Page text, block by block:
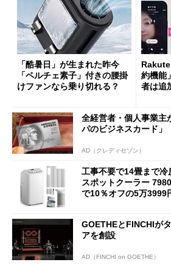
「酷暑日」が生まれた昨今
「ペルチェ素子」付きの腰掛
けファンなら乗り切れる？
約機能
者は追
全経営者・個人事業主
パのビジネスカード」
AD（クレディセゾン）
工事不要で14畳まで
スポットクーラー
で10％オフの5万3999
GOETHEとFINCHIが
アを創設
AD（FINCHI on GOETHE）